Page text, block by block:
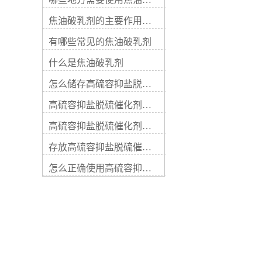
分离剂】焦油氨水分离剂的作
用是什么【焦油氨水分离剂】
焦油氨水分离剂【高硫容抑盐
脱硫催化剂】高硫容抑盐技术
特点及其优势【焦油破乳剂】
破乳剂的用途【沼气脱硫剂】
脱水剂】焦油脱水剂的用途作
用【高效脱硫剂】脱硫剂添加
步骤的介绍【高效脱硫剂】高
效脱硫剂的特点
性：焦油破乳剂具有界面活
性，能够改变焦油颗粒和液体
之间的表面性质，降低表面张
力，使焦油颗粒相互分散。兼
容性：焦油破乳剂通常具有良
好的兼容性，能够与多种其他
化学品和溶剂相容，并在不同
处理条件下保持较稳定的性
高效的破乳作用，能够迅速破
坏乳状悬浮液中的焦油颗粒间
的表面张力，使其分离成小颗
粒，方便后续的处理和去除。
环境友好：许多焦油破乳剂具
焦油破乳剂的主要作用是什么
有哪些常见的焦油破乳剂
什么是焦油破乳剂
怎么储存高硫容抑盐脱硫催化剂
高硫容抑盐脱硫催化剂的操作条件
高硫容抑盐脱硫催化剂的性能特点
存放高硫容抑盐脱硫催化剂的环境因素
怎么正确使用高硫容抑盐脱硫催化剂